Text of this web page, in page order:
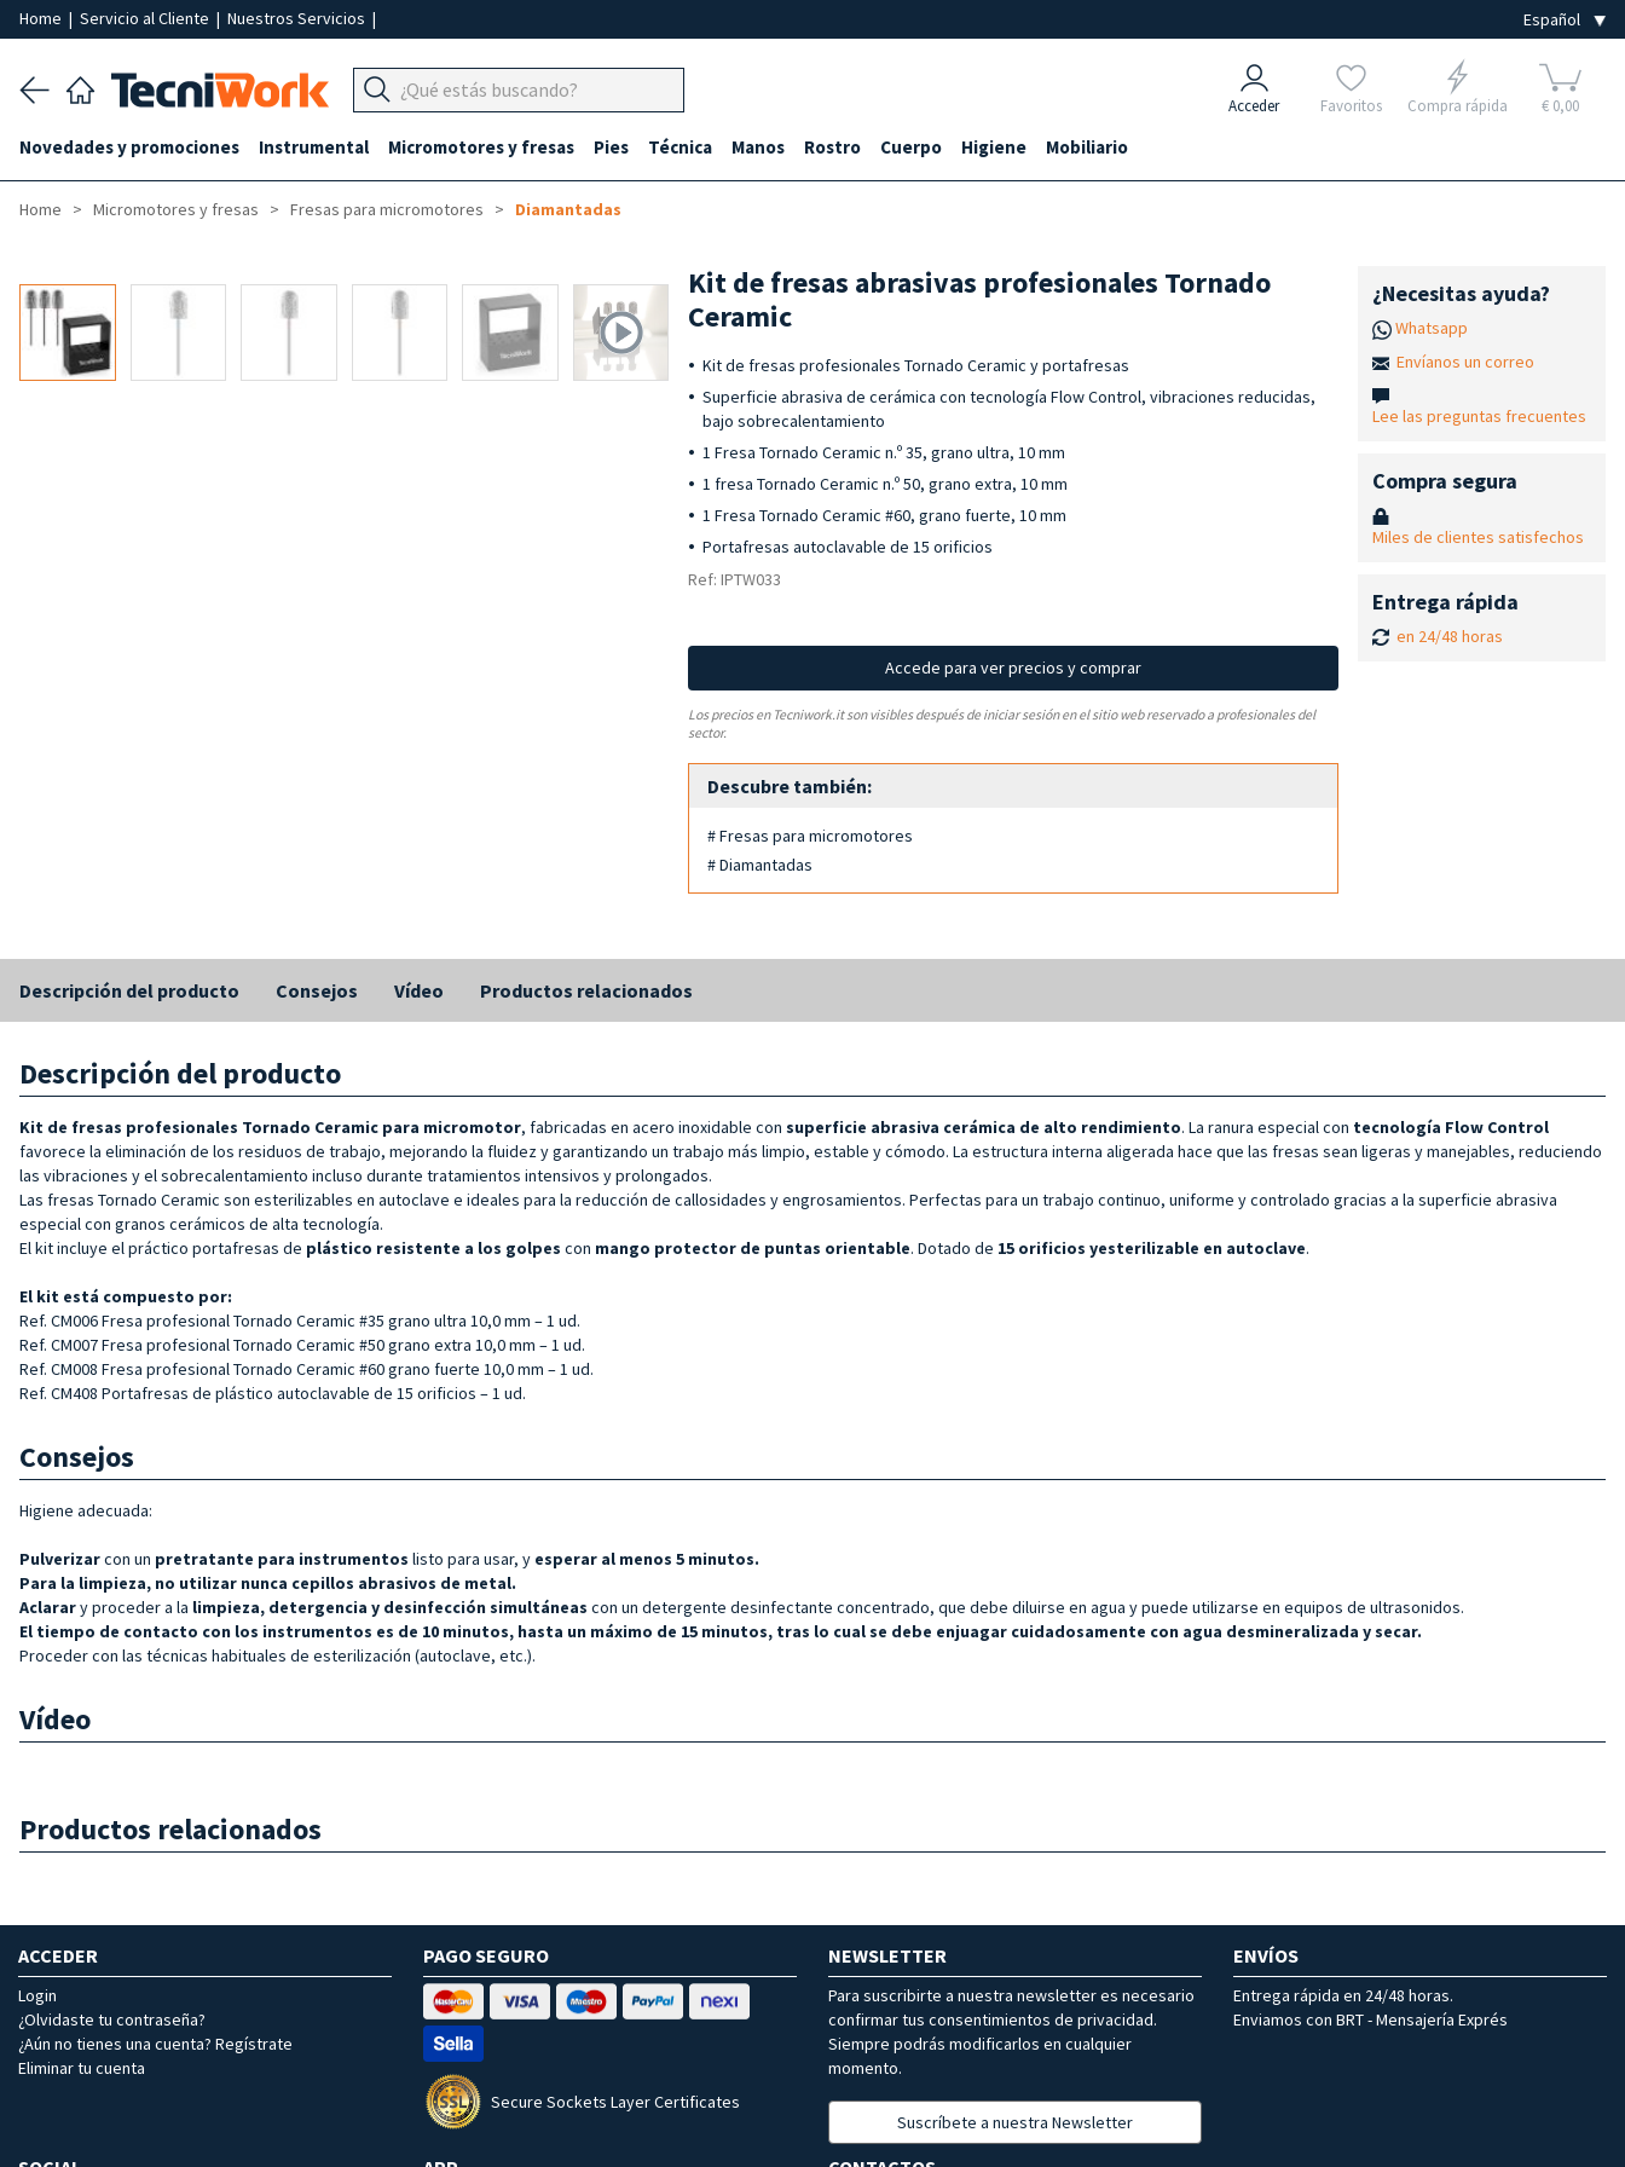
Home | Servicio al Cliente | Nuestros Servicios |
Acceder Favoritos Compra rápida € 0,00
Novedades y promociones Instrumental Micromotores y fresas Pies Técnica Manos Rostro Cuerpo Higiene Mobiliario
Home Micromotores y fresas Fresas para micromotores Diamantadas
Kit de fresas abrasivas profesionales Tornado
Ceramic
Kit de fresas profesionales Tornado Ceramic y portafresas
Superficie abrasiva de cerámica con tecnología Flow Control, vibraciones reducidas,
bajo sobrecalentamiento
1 Fresa Tornado Ceramic n.º 35, grano ultra, 10 mm
1 fresa Tornado Ceramic n.º 50, grano extra, 10 mm
1 Fresa Tornado Ceramic #60, grano fuerte, 10 mm
Portafresas autoclavable de 15 orificios
Ref: IPTW033
Accede para ver precios y comprar
Los precios en Tecniwork.it son visibles después de iniciar sesión en el sitio web reservado a profesionales del
sector.
Descubre también:
# Fresas para micromotores
# Diamantadas
¿Necesitas ayuda?
Whatsapp
Envíanos un correo
Lee las preguntas frecuentes
Compra segura
Miles de clientes satisfechos
Entrega rápida
en 24/48 horas
Descripción del producto Consejos Vídeo Productos relacionados
Descripción del producto
Kit de fresas profesionales Tornado Ceramic para micromotor, fabricadas en acero inoxidable con superficie abrasiva cerámica de alto rendimiento. La ranura especial con tecnología Flow Control
favorece la eliminación de los residuos de trabajo, mejorando la fluidez y garantizando un trabajo más limpio, estable y cómodo. La estructura interna aligerada hace que las fresas sean ligeras y manejables, reduciendo
las vibraciones y el sobrecalentamiento incluso durante tratamientos intensivos y prolongados.
Las fresas Tornado Ceramic son esterilizables en autoclave e ideales para la reducción de callosidades y engrosamientos. Perfectas para un trabajo continuo, uniforme y controlado gracias a la superficie abrasiva
especial con granos cerámicos de alta tecnología.
El kit incluye el práctico portafresas de plástico resistente a los golpes con mango protector de puntas orientable. Dotado de 15 orificios yesterilizable en autoclave.
El kit está compuesto por:
Ref. CM006 Fresa profesional Tornado Ceramic #35 grano ultra 10,0 mm – 1 ud.
Ref. CM007 Fresa profesional Tornado Ceramic #50 grano extra 10,0 mm – 1 ud.
Ref. CM008 Fresa profesional Tornado Ceramic #60 grano fuerte 10,0 mm – 1 ud.
Ref. CM408 Portafresas de plástico autoclavable de 15 orificios – 1 ud.
Consejos
Higiene adecuada:
Pulverizarcon un pretratante para instrumentos listo para usar, y esperar al menos 5 minutos.
Para la limpieza, no utilizar nunca cepillos abrasivos de metal.
Aclarary proceder a la limpieza, detergencia y desinfección simultáneas con un detergente desinfectante concentrado, que debe diluirse en agua y puede utilizarse en equipos de ultrasonidos.
El tiempo de contacto con los instrumentos es de 10 minutos, hasta un máximo de 15 minutos, tras lo cual se debe enjuagar cuidadosamente con agua desmineralizada y secar.
Proceder con las técnicas habituales de esterilización (autoclave, etc.).
Vídeo
Productos relacionados
ACCEDER
Login
¿Olvidaste tu contraseña?
¿Aún no tienes una cuenta? Regístrate
Eliminar tu cuenta
PAGO SEGURO
Secure Sockets Layer Certificates
NEWSLETTER
Para suscribirte a nuestra newsletter es necesario
confirmar tus consentimientos de privacidad.
Siempre podrás modificarlos en cualquier
momento.
Suscríbete a nuestra Newsletter
ENVÍOS
Entrega rápida en 24/48 horas.
Enviamos con BRT - Mensajería Exprés